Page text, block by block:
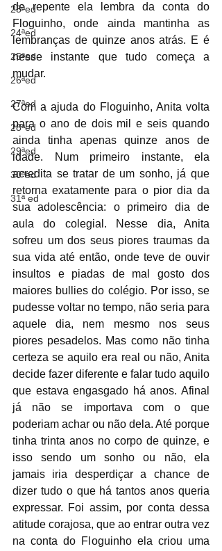
23ªed
24ªed
25ªed
26ªed
27ªed
28ªed
29ªed
30ªed
31ª ed
de repente ela lembra da conta do
Floguinho, onde ainda mantinha as
lembranças de quinze anos atrás. E é
nesse instante que tudo começa a
mudar.
Com a ajuda do Floguinho, Anita volta
para o ano de dois mil e seis quando
ainda tinha apenas quinze anos de
idade. Num primeiro instante, ela
acredita se tratar de um sonho, já que
retorna exatamente para o pior dia da
sua adolescência: o primeiro dia de
aula do colegial. Nesse dia, Anita
sofreu um dos seus piores traumas da
sua vida até então, onde teve de ouvir
insultos e piadas de mal gosto dos
maiores bullies do colégio. Por isso, se
pudesse voltar no tempo, não seria para
aquele dia, nem mesmo nos seus
piores pesadelos. Mas como não tinha
certeza se aquilo era real ou não, Anita
decide fazer diferente e falar tudo aquilo
que estava engasgado há anos. Afinal
já não se importava com o que
poderiam achar ou não dela. Até porque
tinha trinta anos no corpo de quinze, e
isso sendo um sonho ou não, ela
jamais iria desperdiçar a chance de
dizer tudo o que há tantos anos queria
expressar. Foi assim, por conta dessa
atitude corajosa, que ao entrar outra vez
na conta do Floguinho ela criou uma